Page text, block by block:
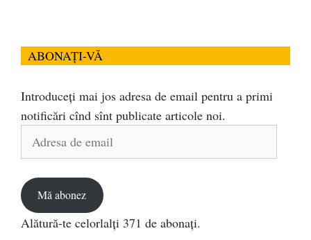
ABONAȚI-VĂ
Introduceți mai jos adresa de email pentru a primi
notificări cînd sînt publicate articole noi.
Mă abonez
Alătură-te celorlalți 371 de abonați.